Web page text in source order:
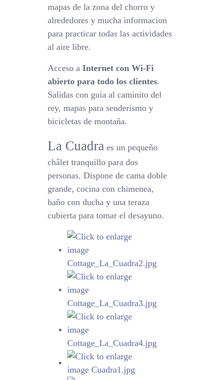
mapas de la zona del chorro y
alrededores y mucha informacion
para practicar todas las actividades
al aire libre.
Acceso aInternet con Wi-Fi
abierto para todo los clientes.
Salidas con guia al caminito del
rey, mapas para senderismo y
bicicletas de montaña.
La Cuadra es un pequeño
châlet tranquillo para dos
personas. Dispone de cama doble
grande, cocina con chimenea,
baño con ducha y una teraza
cubierta para tomar el desayuno.